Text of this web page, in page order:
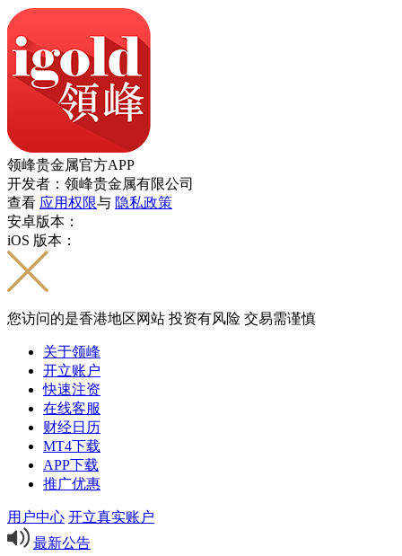
领峰贵金属官方APP
开发者：领峰贵金属有限公司
查看 应用权限与 隐私政策
安卓版本：
iOS 版本：
您访问的是香港地区网站 投资有风险 交易需谨慎
关于领峰
开立账户
快速注资
在线客服
财经日历
MT4下载
APP下载
推广优惠
用户中心 开立真实账户
最新公告